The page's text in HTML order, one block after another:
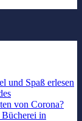
und Spaß erlesen
von Corona?
in